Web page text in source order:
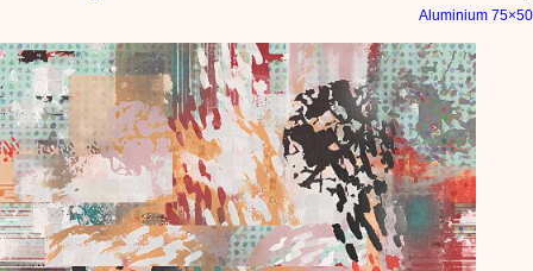
Aluminium 75×50